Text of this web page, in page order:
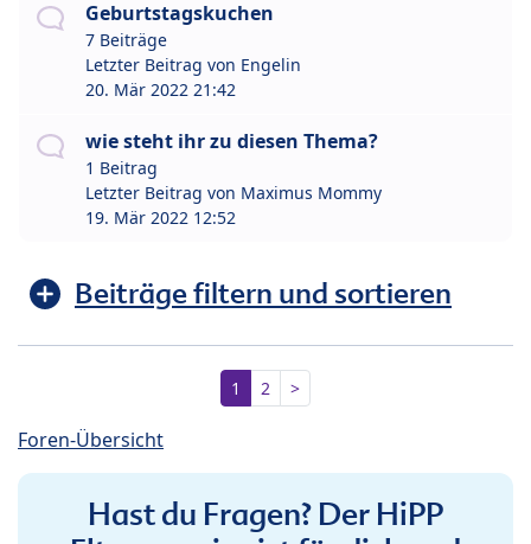
Geburtstagskuchen
7 Beiträge
Letzter Beitrag von Engelin
20. Mär 2022 21:42
wie steht ihr zu diesen Thema?
1 Beitrag
Letzter Beitrag von Maximus Mommy
19. Mär 2022 12:52
Beiträge filtern und sortieren
1 2 >
Foren-Übersicht
Hast du Fragen? Der HiPP